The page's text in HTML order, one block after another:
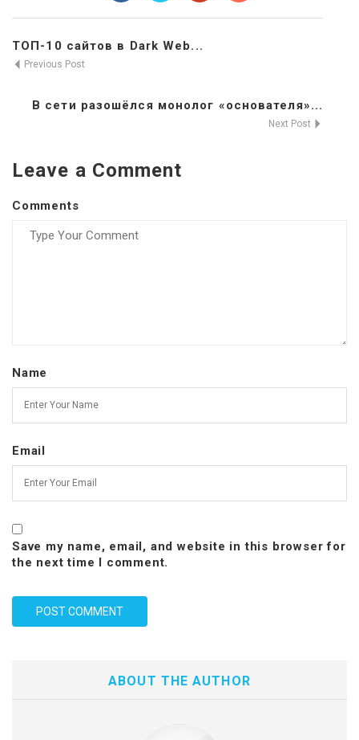
ТОП-10 сайтов в Dark Web...
Previous Post
В сети разошёлся монолог «основателя»...
Next Post
Leave a Comment
Comments
Name
Email
Save my name, email, and website in this browser for
the next time I comment.
ABOUT THE AUTHOR